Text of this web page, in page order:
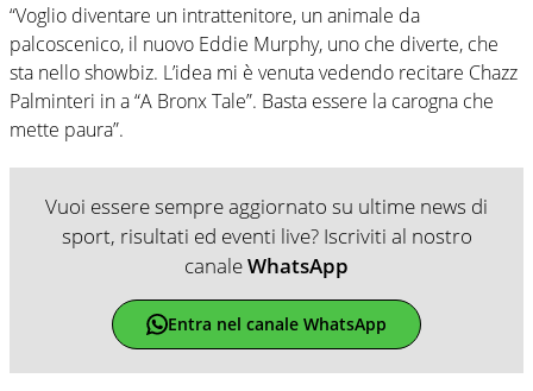
“Voglio diventare un intrattenitore, un animale da
palcoscenico, il nuovo Eddie Murphy, uno che diverte, che
sta nello showbiz. L’idea mi è venuta vedendo recitare Chazz
Palminteri in a “A Bronx Tale”. Basta essere la carogna che
mette paura”.
Vuoi essere sempre aggiornato su ultime news di
sport, risultati ed eventi live? Iscriviti al nostro
canaleWhatsApp
Entra nel canale WhatsApp